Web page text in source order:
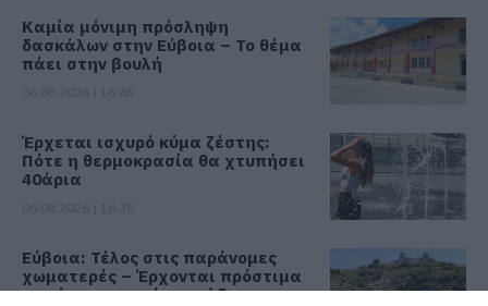
Καμία μόνιμη πρόσληψη
δασκάλων στην Εύβοια – Το θέμα
πάει στην βουλή
Έρχεται ισχυρό κύμα ζέστης:
Πότε η θερμοκρασία θα χτυπήσει
40άρια
Εύβοια: Τέλος στις παράνομες
χωματερές – Έρχονται πρόστιμα
για όσους πετούν ογκώδη